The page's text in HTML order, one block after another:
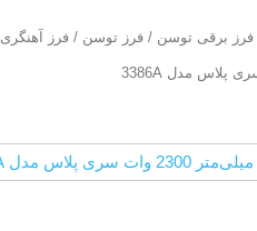
فرز برقی توسن / فرز توسن / فرز آهنگری